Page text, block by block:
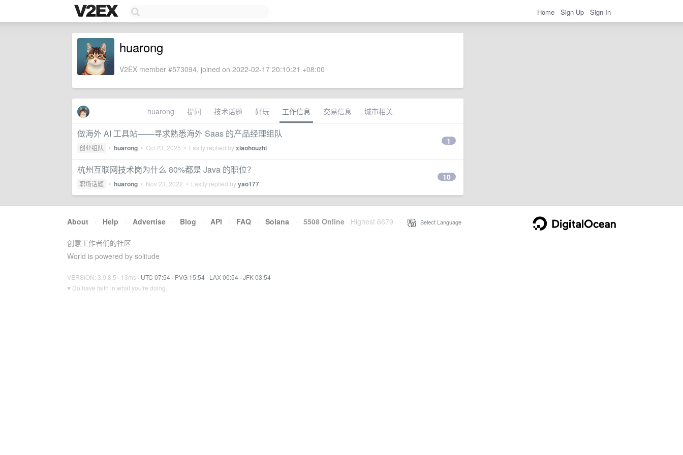
Home Sign Up Sign In
huarong
V2EX member #573094, joined on 2022-02-17 20:10:21 +08:00
huarong 提问 技术话题 好玩 工作信息 交易信息 城市相关
做海外 AI 工具站——寻求熟悉海外 Saas 的产品经理组队
创业组队 • huarong • Oct 23, 2025 • Lastly replied byxiaohouzhi
1
杭州互联网技术岗为什么 80%都是 Java 的职位？
职场话题 • huarong • Nov 23, 2022 • Lastly replied byyao177
10
About · Help · Advertise · Blog · API · FAQ · Solana · 5508 Online Highest 6679 Select Language
创意工作者们的社区
World is powered by solitude
VERSION: 3.9.8.5 · 13ms · UTC 07:54 · PVG 15:54 · LAX 00:54 · JFK 03:54
♥ Do have faith in what you're doing.